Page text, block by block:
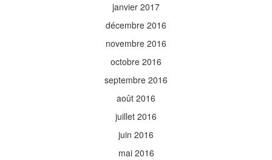
janvier 2017
décembre 2016
novembre 2016
octobre 2016
septembre 2016
août 2016
juillet 2016
juin 2016
mai 2016